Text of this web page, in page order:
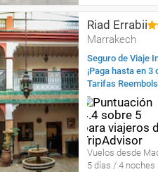
Riad Errabii
Marrakech
Seguro de Viaje
¡Paga hasta en
Tarifas
Vuelos desde
5 días / 4 noches